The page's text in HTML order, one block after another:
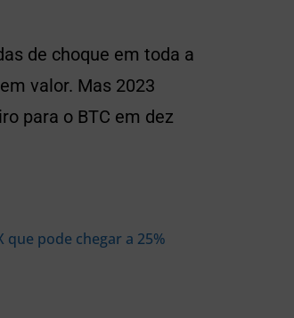
de choque em toda a
valor. Mas 2023
para o BTC em dez
pode chegar a 25%